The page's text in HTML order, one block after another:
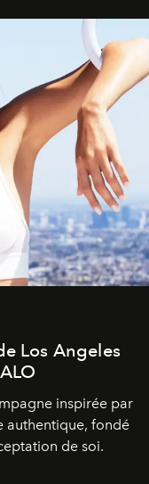
Los Angeles
inspirée par
authentique, fondé
de soi.